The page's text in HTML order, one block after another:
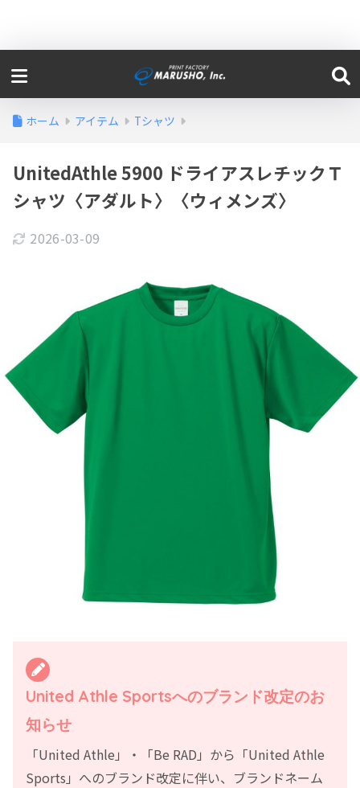
ホーム アイテム Tシャツ
UnitedAthle 5900 ドライアスレチックＴ
シャツ〈アダルト〉〈ウィメンズ〉
2026-03-09
United Athle Sportsへのブランド改定のお
知らせ
「United Athle」・「Be RAD」から「United Athle
Sports」へのブランド改定に伴い、ブランドネーム